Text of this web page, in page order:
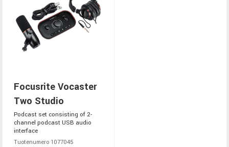
Focusrite Vocaster
Two Studio
Podcast set consisting of 2-
channel podcast USB audio
interface
Tuotenumero 1077045